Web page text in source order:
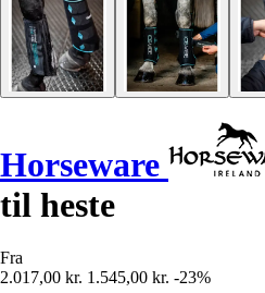
Horseware
til heste
Fra
2.017,00 kr. 1.545,00 kr. -23%